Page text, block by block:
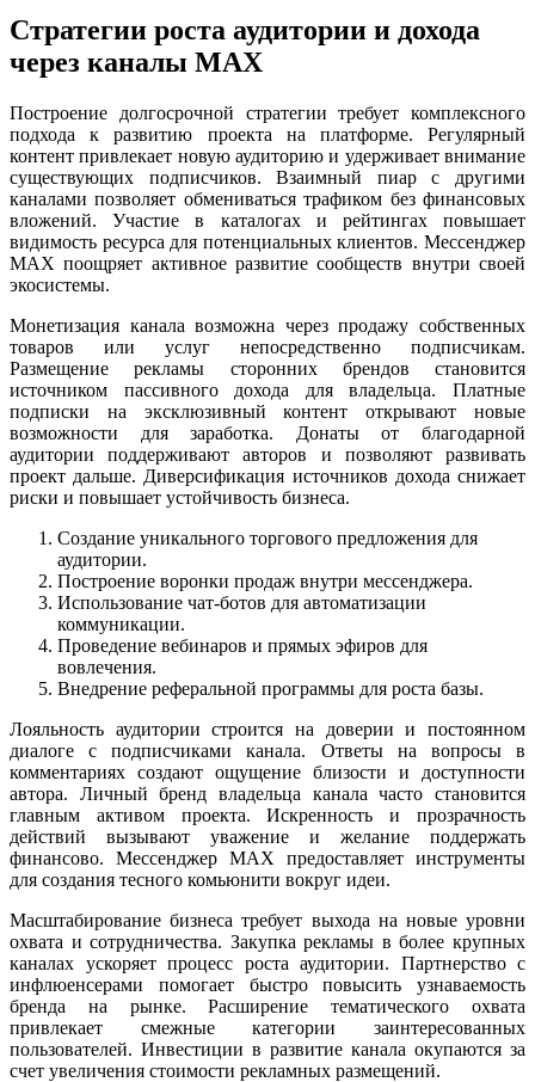
Стратегии роста аудитории и дохода
через каналы MAX
Построение долгосрочной стратегии требует комплексного
подхода к развитию проекта на платформе. Регулярный
контент привлекает новую аудиторию и удерживает внимание
существующих подписчиков. Взаимный пиар с другими
каналами позволяет обмениваться трафиком без финансовых
вложений. Участие в каталогах и рейтингах повышает
видимость ресурса для потенциальных клиентов. Мессенджер
MAX поощряет активное развитие сообществ внутри своей
экосистемы.
Монетизация канала возможна через продажу собственных
товаров или услуг непосредственно подписчикам.
Размещение рекламы сторонних брендов становится
источником пассивного дохода для владельца. Платные
подписки на эксклюзивный контент открывают новые
возможности для заработка. Донаты от благодарной
аудитории поддерживают авторов и позволяют развивать
проект дальше. Диверсификация источников дохода снижает
риски и повышает устойчивость бизнеса.
Создание уникального торгового предложения для
аудитории.
Построение воронки продаж внутри мессенджера.
Использование чат-ботов для автоматизации
коммуникации.
Проведение вебинаров и прямых эфиров для
вовлечения.
Внедрение реферальной программы для роста базы.
Лояльность аудитории строится на доверии и постоянном
диалоге с подписчиками канала. Ответы на вопросы в
комментариях создают ощущение близости и доступности
автора. Личный бренд владельца канала часто становится
главным активом проекта. Искренность и прозрачность
действий вызывают уважение и желание поддержать
финансово. Мессенджер MAX предоставляет инструменты
для создания тесного комьюнити вокруг идеи.
Масштабирование бизнеса требует выхода на новые уровни
охвата и сотрудничества. Закупка рекламы в более крупных
каналах ускоряет процесс роста аудитории. Партнерство с
инфлюенсерами помогает быстро повысить узнаваемость
бренда на рынке. Расширение тематического охвата
привлекает смежные категории заинтересованных
пользователей. Инвестиции в развитие канала окупаются за
счет увеличения стоимости рекламных размещений.